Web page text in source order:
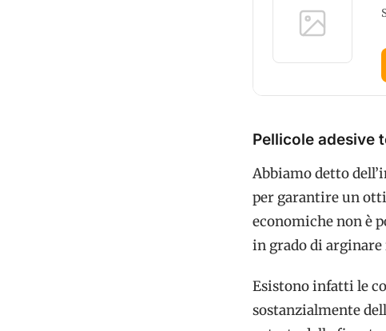
Pellicole adesive
Abbiamo detto
per garantire un
economiche non è
in grado di
Esistono infatti le
sostanzialmente